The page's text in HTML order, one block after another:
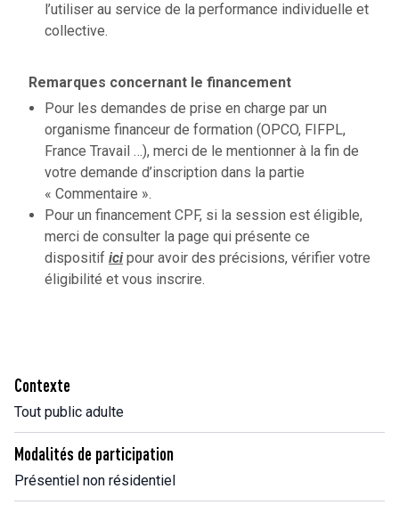
Contexte
Tout public adulte
Modalités de participation
Présentiel non résidentiel
l’utiliser au service de la performance individuelle et
collective.
Remarques concernant le financement
Pour les demandes de prise en charge par un
organisme financeur de formation (OPCO, FIFPL,
France Travail …), merci de le mentionner à la fin de
votre demande d’inscription dans la partie
« Commentaire ».
Pour un financement CPF, si la session est éligible,
merci de consulter la page qui présente ce
dispositif icipour avoir des précisions, vérifier votre
éligibilité et vous inscrire.